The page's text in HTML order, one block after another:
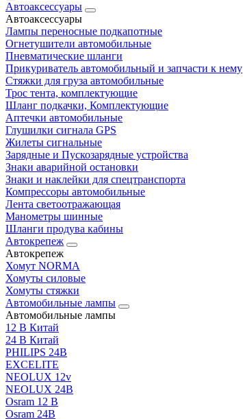
Автоаксессуары
Автоаксессуары
Лампы переносные подкапотные
Огнетушители автомобильные
Пневматические шланги
Прикуриватель автомобильный и запчасти к нему
Стяжки для груза автомобильные
Трос тента, комплектующие
Шланг подкачки, Комплектующие
Аптечки автомобильные
Глушилки сигнала GPS
Жилеты сигнальные
Зарядные и Пускозарядные устройства
Знаки аварийной остановки
Знаки и наклейки для спецтранспорта
Компрессоры автомобильные
Лента светоотражающая
Манометры шинные
Шланги продува кабины
Автокрепеж
Автокрепеж
Хомут NORMA
Хомуты силовые
Хомуты стяжки
Автомобильные лампы
Автомобильные лампы
12 В Китай
24 В Китай
PHILIPS 24В
EXCELITE
NEOLUX 12v
NEOLUX 24В
Osram 12 В
Osram 24В